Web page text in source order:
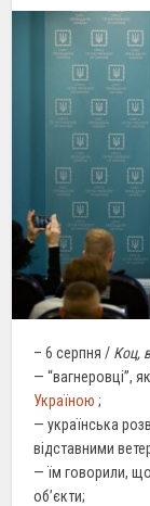
– 6 серпня / Коц,
— “вагнеровці”,
Україною;
— українська
відставними
— їм говорили,
об’єкти;